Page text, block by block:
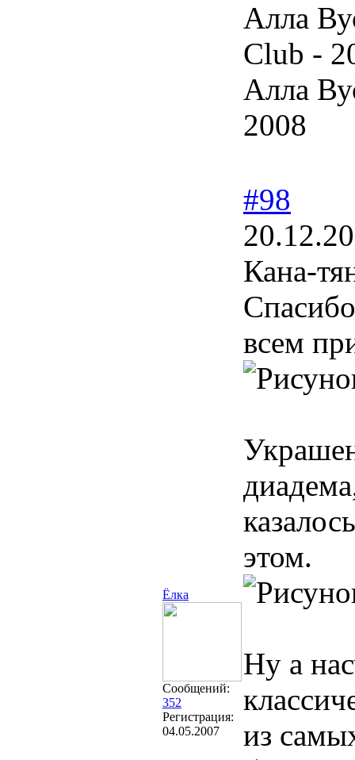
Алла
Club -
Алла
2008
Ёлка
Сообщений:
352
Регистрация:
04.05.2007
#98
Кана-
всем
этом.
Ну а
из